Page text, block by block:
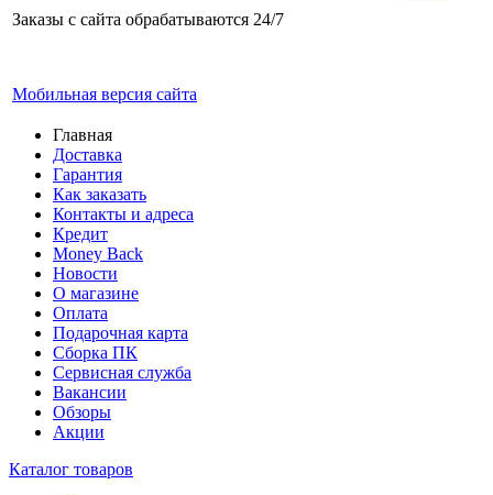
Заказы с сайта обрабатываются 24/7
Мобильная версия сайта
Главная
Доставка
Гарантия
Как заказать
Контакты и адреса
Кредит
Money Back
Новости
О магазине
Оплата
Подарочная карта
Сборка ПК
Сервисная служба
Вакансии
Обзоры
Акции
Каталог товаров